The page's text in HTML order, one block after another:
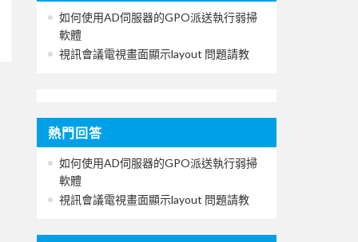
如何使用AD伺服器的GPO派送執行弱掃
軟體
視訊會議電視畫面顯示layout 問題請教
熱門回答
如何使用AD伺服器的GPO派送執行弱掃
軟體
視訊會議電視畫面顯示layout 問題請教